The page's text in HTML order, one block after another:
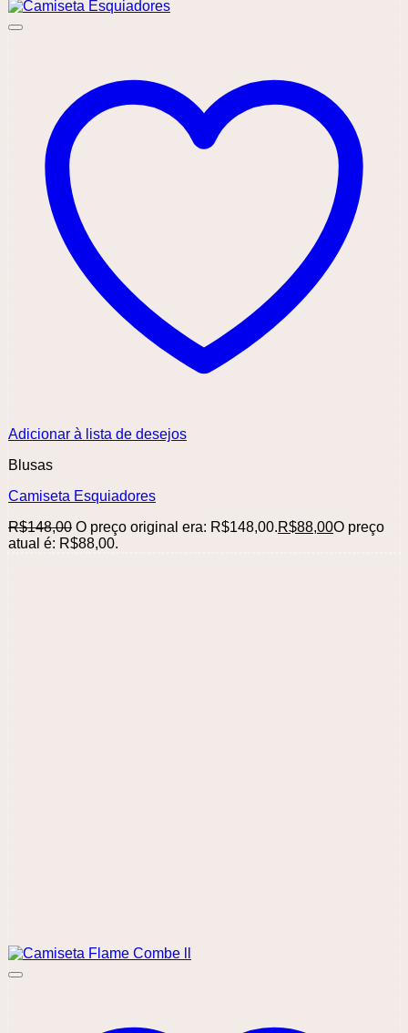
Adicionar à lista de desejos
Blusas
Camiseta Esquiadores
R$148,00 O preço original era: R$148,00.R$88,00O preço
atual é: R$88,00.